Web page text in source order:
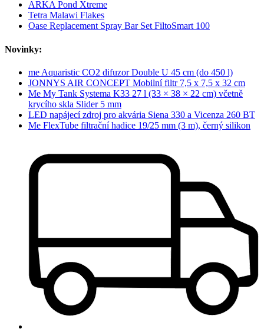
ARKA Pond Xtreme
Tetra Malawi Flakes
Oase Replacement Spray Bar Set FiltoSmart 100
Novinky:
me Aquaristic CO2 difuzor Double U 45 cm (do 450 l)
JONNYS AIR CONCEPT Mobilní filtr 7,5 x 7,5 x 32 cm
Me My Tank Systema K33 27 l (33 × 38 × 22 cm) včetně
krycího skla Slider 5 mm
LED napájecí zdroj pro akvária Siena 330 a Vicenza 260 BT
Me FlexTube filtrační hadice 19/25 mm (3 m), černý silikon